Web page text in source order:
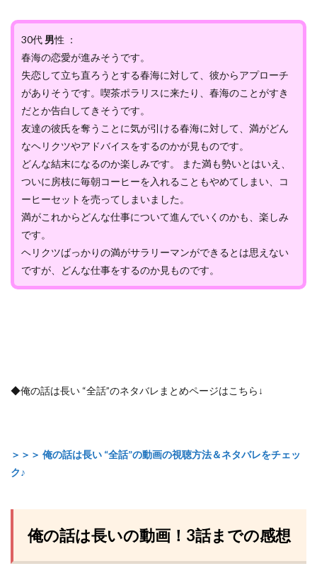
30代 男性 ：
春海の恋愛が進みそうです。
失恋して立ち直ろうとする春海に対して、彼からアプローチ
がありそうです。喫茶ポラリスに来たり、春海のことがすき
だとか告白してきそうです。
友達の彼氏を奪うことに気が引ける春海に対して、満がどん
なヘリクツやアドバイスをするのかが見ものです。
どんな結末になるのか楽しみです。 また満も勢いとはいえ、
ついに房枝に毎朝コーヒーを入れることもやめてしまい、コ
ーヒーセットを売ってしまいました。
満がこれからどんな仕事について進んでいくのかも、楽しみ
です。
ヘリクツばっかりの満がサラリーマンができるとは思えない
ですが、どんな仕事をするのか見ものです。
◆俺の話は長い “全話”のネタバレまとめページはこちら↓
＞＞＞ 俺の話は長い “全話”の動画の視聴方法＆ネタバレをチェッ
ク♪
俺の話は長いの動画！3話までの感想